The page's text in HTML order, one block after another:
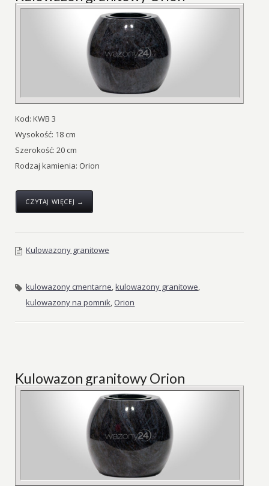
Kod: KWB 3
Wysokość: 18 cm
Szerokość: 20 cm
Rodzaj kamienia: Orion
CZYTAJ WIĘCEJ →
Kulowazony granitowe
kulowazony cmentarne,kulowazony granitowe,
kulowazony na pomnik, Orion
Kulowazon granitowy Orion